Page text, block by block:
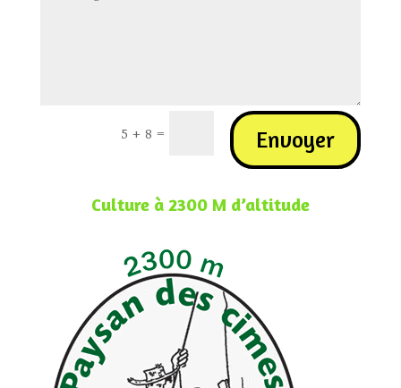
5 + 8 = Envoyer
Culture à 2300 M d’altitude